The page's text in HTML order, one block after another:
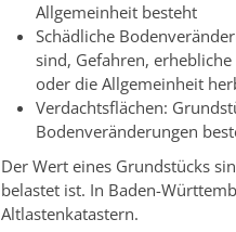
Allgemeinheit besteht
Schädliche
sind, Gefahren,
oder die Allgemeinheit
Verdachtsflächen:
Bodenveränderungen
Der Wert eines Grundstücks
belastet ist. In Baden-
Altlastenkatastern.